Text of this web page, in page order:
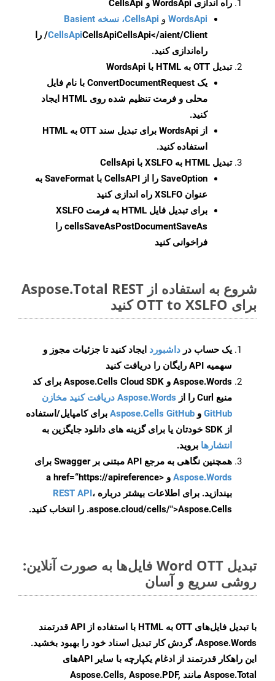
راه اندازی WordsApi و CellsApi
WordsApi و CellsApi، نسخه Basient
CellsApiCellsApi
CellsApi</aient/Client/ را
راه‌اندازی کنید.
تبدیل OTT به HTML با WordsApi
یک ConvertDocumentRequest با نام فایل
محلی و فرمت تنظیم شده روی HTML ایجاد
کنید.
از WordsApi برای تبدیل سند OTT به HTML
استفاده کنید.
تبدیل HTML به XSLFO با CellsApi
SaveOption
را از CellsAPI با SaveFormat به
عنوان XSLFO راه اندازی کنید
برای تبدیل فایل HTML به فرمت
XSLFO
cellsSaveAsPostDocumentSaveAs را
فراخوانی کنید
شروع به استفاده از Aspose.Total REST
برای OTT to XSLFO کنید
یک حساب در داشبورد ایجاد کنید تا جزئیات مجوز و
سهمیه API رایگان را دریافت کنید
Aspose.Words و Aspose.Cells Cloud SDK برای کد
منبع Curl را از
Aspose.Words دریافت کنید مخازن
GitHub و Aspose.Cells GitHub برای کامپایل/استفاده
از SDK خودتان یا برای گزینه های دانلود جایگزین به
انتشارها بروید.
همچنین نگاهی به مرجع API مبتنی بر Swagger برای
Aspose.Words
و <a href=“https://apireference
بیندازید. برای اطلاعات بیشتر درباره REST API،
.aspose.cloud/cells/">Aspose.Cells را انتخاب کنید.
تبدیل Word OTT فایل‌ها به صورت آنلاین:
روشی سریع و آسان
با تبدیل فایل‌های OTT به HTML با استفاده از API قدرتمند
Aspose.Words، گردش کار تبدیل اسناد خود را بهبود بخشید.
این راهکار قدرتمند از ادغام یکپارچه با سایر APIهای
Aspose.Total مانند Aspose.Cells, Aspose.PDF,